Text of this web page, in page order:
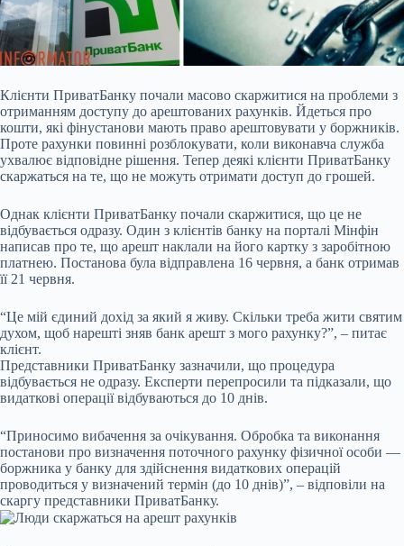
Клієнти ПриватБанку почали масово скаржитися на проблеми з
отриманням доступу до арештованих рахунків. Йдеться про
кошти, які фінустанови мають право арештовувати у боржників.
Проте рахунки повинні розблокувати, коли виконавча служба
ухвалює відповідне рішення. Тепер деякі клієнти ПриватБанку
скаржаться на те, що не можуть отримати доступ до грошей.
Однак клієнти ПриватБанку почали скаржитися, що це не
відбувається одразу. Один з клієнтів банку на порталі Мінфін
написав про те, що арешт наклали на його картку з заробітною
платнею. Постанова була відправлена 16 червня, а банк отримав
її 21 червня.
“Це мій єдиний дохід за який я живу. Скільки треба жити святим
духом, щоб нарешті зняв банк арешт з мого рахунку?”, – питає
клієнт.
Представники ПриватБанку зазначили, що процедура
відбувається не одразу. Експерти перепросили та підказали, що
видаткові операції відбуваються до 10 днів.
“Приносимо вибачення за очікування. Обробка та виконання
постанови про визначення поточного рахунку фізичної особи —
боржника у банку для здійснення видаткових операцій
проводиться у визначений термін (до 10 днів)”, – відповіли на
скаргу представники ПриватБанку.